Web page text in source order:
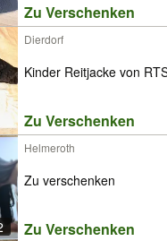
Zu Verschenken
Dierdorf
Kinder Reitjacke von
Zu Verschenken
Helmeroth
Zu verschenken
Zu Verschenken